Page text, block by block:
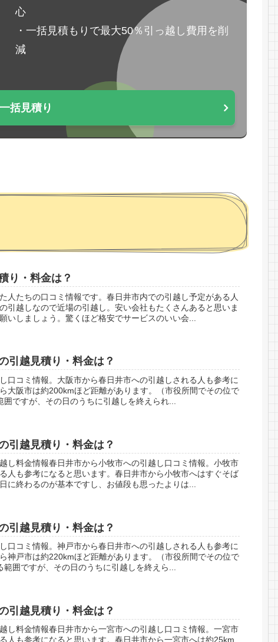
心
・一括見積もりで最大50％引っ越し費用を削
減
括見積り
り・料金は？
人たちの口コミ情報です。春日井市内での引越し予定がある人
引越しなので近場の引越し。安い会社もたくさんあると思いま
いしましょう。驚くほど格安でサービスのいい会...
引越見積り・料金は？
口コミ情報。大阪市から春日井市への引越しされる人も参考に
大阪市は約200kmほど距離があります。（市役所間でその位で
ですが、その日のうちに引越しを終えられ...
引越見積り・料金は？
し料金情報春日井市から小牧市への引越し口コミ情報。小牧市
人も参考になると思います。春日井市から小牧市へはすぐそば
に終わるのが基本ですし、お値段も思ったよりは...
引越見積り・料金は？
口コミ情報。神戸市から春日井市への引越しされる人も参考に
神戸市は約220kmほど距離があります。（市役所間でその位で
囲ですが、その日のうちに引越しを終えら...
引越見積り・料金は？
し料金情報春日井市から一宮市への引越し口コミ情報。一宮市
人も参考になると思います。春日井市から一宮市へは約25km